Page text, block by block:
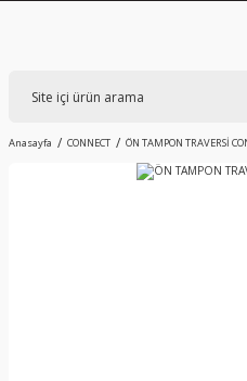
Anasayfa CONNECT ÖN TAMPON TRAVERSİ